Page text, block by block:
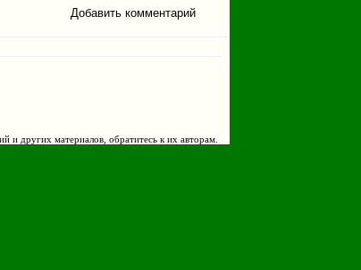
Добавить комментарий
и других материалов, обратитесь к их авторам.